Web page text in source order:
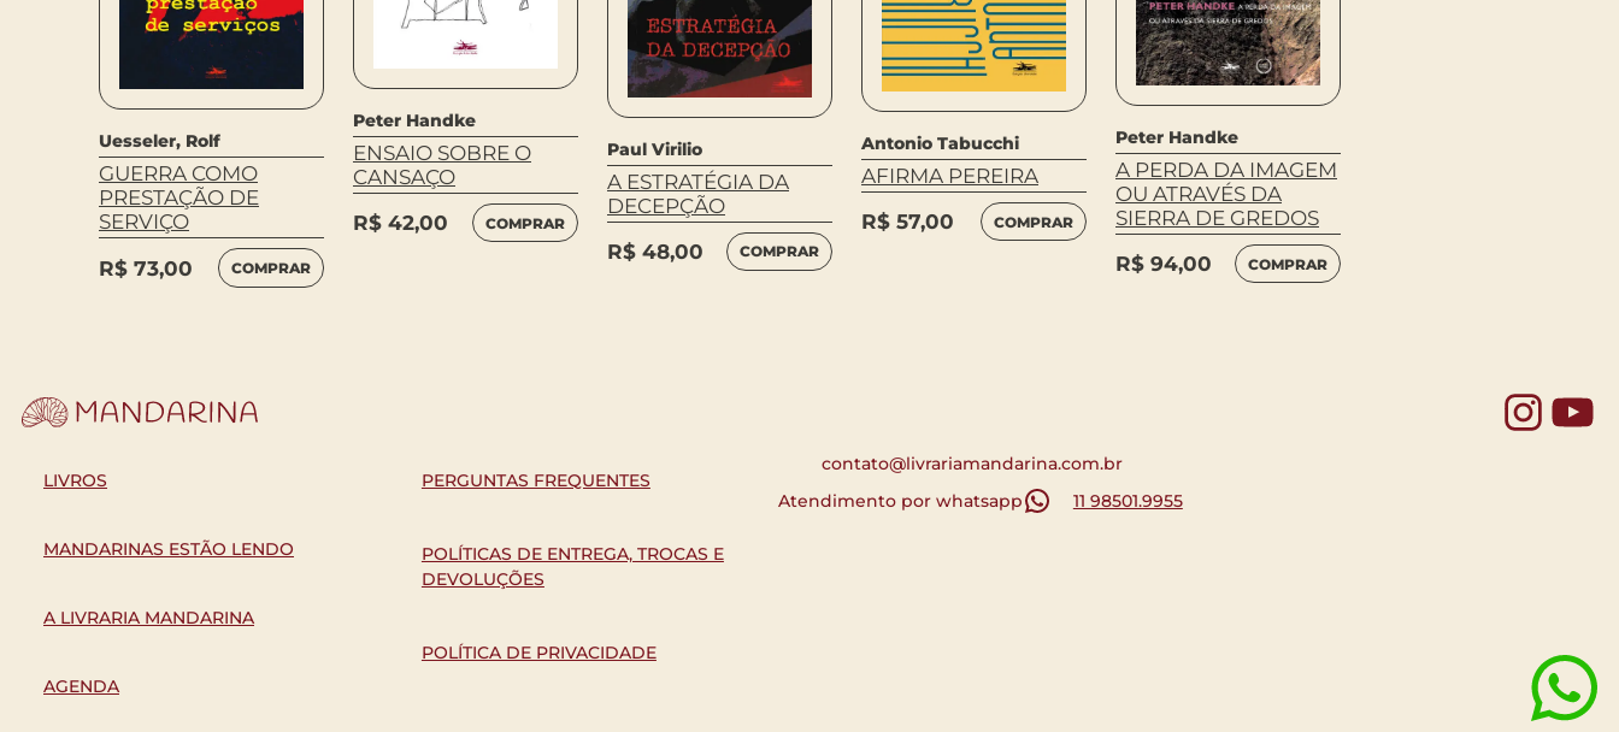
Uesseler, Rolf
GUERRA COMO
PRESTAÇÃO DE
SERVIÇO
R$ 73,00 COMPRAR
Peter Handke
ENSAIO SOBRE O
CANSAÇO
R$ 42,00 COMPRAR
Paul Virilio
A ESTRATÉGIA DA
DECEPÇÃO
R$ 48,00 COMPRAR
Antonio Tabucchi
AFIRMA PEREIRA
R$ 57,00 COMPRAR
Peter Handke
A PERDA DA IMAGEM
OU ATRAVÉS DA
SIERRA DE GREDOS
R$ 94,00 COMPRAR
LIVROS
MANDARINAS ESTÃO LENDO
A LIVRARIA MANDARINA
AGENDA
PERGUNTAS FREQUENTES
POLÍTICAS DE ENTREGA, TROCAS E
DEVOLUÇÕES
POLÍTICA DE PRIVACIDADE
contato@livrariamandarina.com.br
Atendimento por whatsapp
11 98501.9955